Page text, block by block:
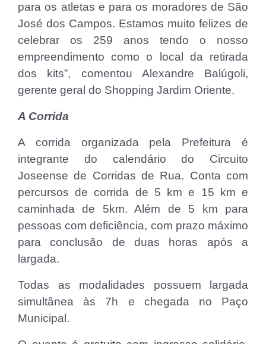
para os atletas e para os moradores de São
José dos Campos. Estamos muito felizes de
celebrar os 259 anos tendo o nosso
empreendimento como o local da retirada
dos kits”, comentou Alexandre Balúgoli,
gerente geral do Shopping Jardim Oriente.
A Corrida
A corrida organizada pela Prefeitura é
integrante do calendário do Circuito
Joseense de Corridas de Rua. Conta com
percursos de corrida de 5 km e 15 km e
caminhada de 5km. Além de 5 km para
pessoas com deficiência, com prazo máximo
para conclusão de duas horas após a
largada.
Todas as modalidades possuem largada
simultânea às 7h e chegada no Paço
Municipal.